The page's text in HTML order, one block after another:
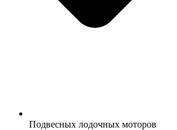
Подвесных лодочных моторов